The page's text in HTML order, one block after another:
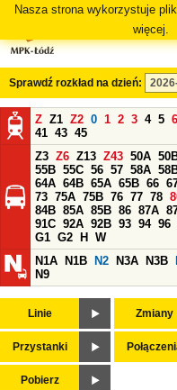
Nasza strona wykorzystuje
więcej.
Sprawdź rozkład na dzień:
Z Z1 Z2 0 1 2 3 4 5 6
41 43 45
Z3 Z6 Z13 Z43 50A
55B 55C 56 57 58A
64A 64B 65A 65B 66
73 75A 75B 76 77 78
84B 85A 85B 86 87A
91C 92A 92B 93 94 96
G1 G2 H
W
N1A
N1B N2 N3A N3B
N9
Linie Zmiany
Przystanki
Pobierz